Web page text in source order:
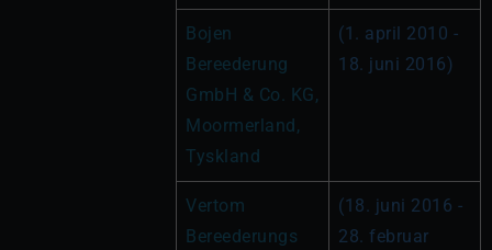
Bojen
Bereederung
GmbH & Co. KG,
Moormerland,
Tyskland
(1. april 2010 -
18. juni 2016)
Vertom
Bereederungs
(18. juni 2016 -
28. februar